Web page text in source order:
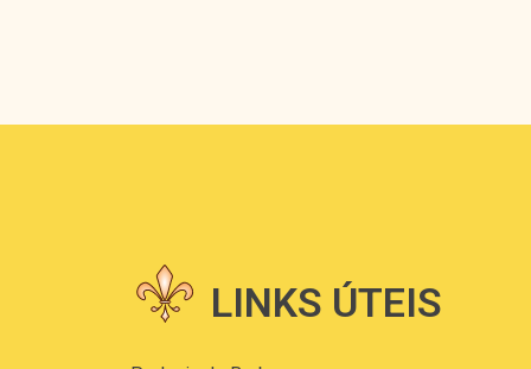
LINKS ÚTEIS